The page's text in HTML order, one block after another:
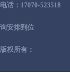
电话：17070-523518
询安排到位
版权所有：